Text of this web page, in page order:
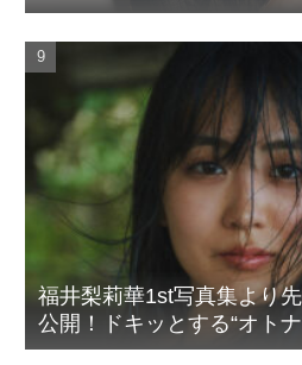
福井梨莉華1st写真集より
公開！ドキッとする“オト